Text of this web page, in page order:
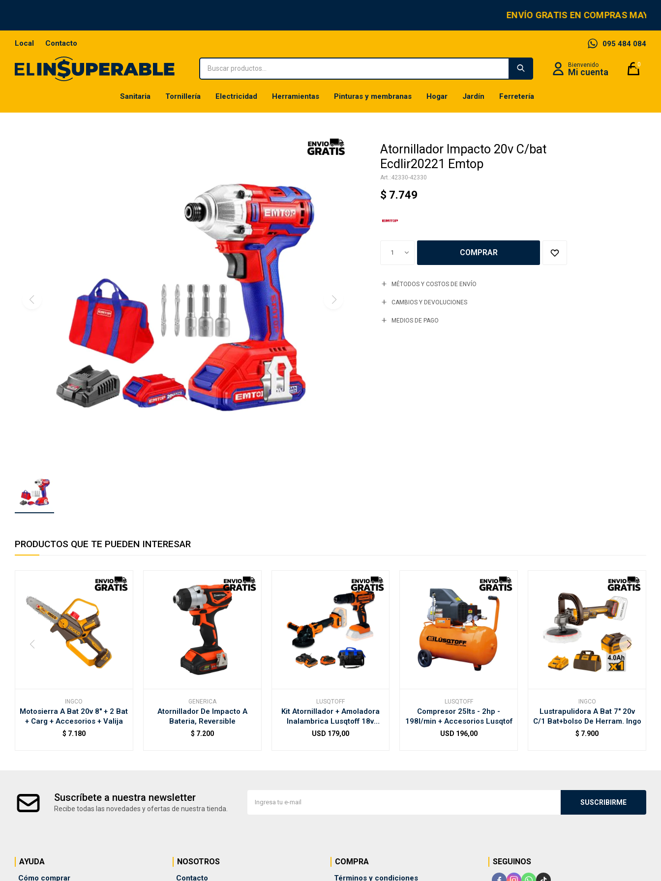
ENVÍO GRATIS EN COMPRAS
Sanitaria Tornillería Electricidad Herramientas Pinturas y membranas Hogar Jardín Ferretería
0
095 484 084
Local Contacto
Atornillador Impacto 20v C/bat
Ecdlir20221 Emtop
42330-42330
$ 7.749
1 COMPRAR
MÉTODOS Y COSTOS DE ENVÍO
CAMBIOS Y DEVOLUCIONES
MEDIOS DE PAGO
PRODUCTOS QUE TE PUEDEN INTERESAR
INGCO
Motosierra A Bat 20v 8" + 2 Bat
+ Carg + Accesorios + Valija
$ 7.180
GENERICA
Atornillador De Impacto A
Bateria, Reversible
$ 7.200
LUSQTOFF
Kit Atornillador + Amoladora
Inalambrica Lusqtoff 18v
+bolso
USD 179,00
LUSQTOFF
Compresor 25lts - 2hp -
198l/min + Accesorios Lusqtof
USD 196,00
INGCO
Lustrapulidora A Bat 7" 20v
C/1 Bat+bolso De Herram. Ingo
$ 7.900
Suscríbete a nuestra newsletter
Recibe todas las novedades y ofertas de nuestra tienda.
SUSCRIBIRME
AYUDA
Cómo comprar
NOSOTROS
Contacto
COMPRA
Términos y condiciones
SEGUINOS